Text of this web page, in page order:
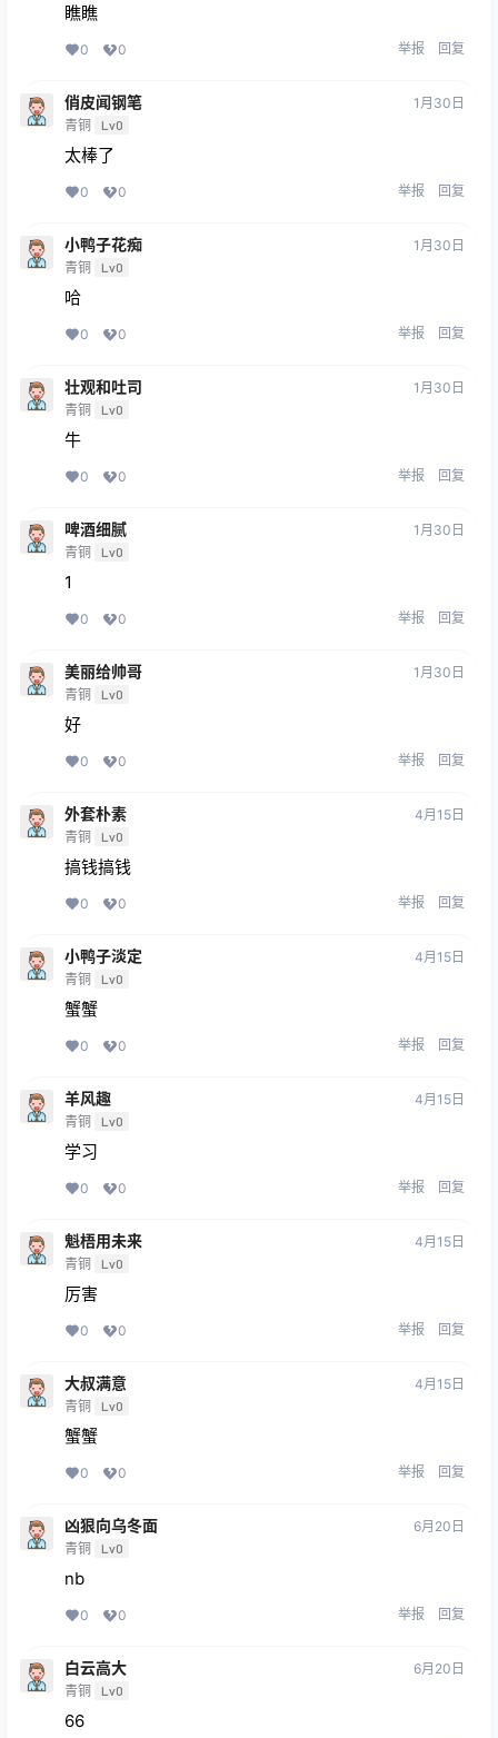
瞧瞧
0 0 举报 回复
俏皮闻钢笔
青铜 Lv0
1月30日
太棒了
0 0 举报 回复
小鸭子花痴
青铜 Lv0
1月30日
哈
0 0 举报 回复
壮观和吐司
青铜 Lv0
1月30日
牛
0 0 举报 回复
啤酒细腻
青铜 Lv0
1月30日
1
0 0 举报 回复
美丽给帅哥
青铜 Lv0
1月30日
好
0 0 举报 回复
外套朴素
青铜 Lv0
4月15日
搞钱搞钱
0 0 举报 回复
小鸭子淡定
青铜 Lv0
4月15日
蟹蟹
0 0 举报 回复
羊风趣
青铜 Lv0
4月15日
学习
0 0 举报 回复
魁梧用未来
青铜 Lv0
4月15日
厉害
0 0 举报 回复
大叔满意
青铜 Lv0
4月15日
蟹蟹
0 0 举报 回复
凶狠向乌冬面
青铜 Lv0
6月20日
nb
0 0 举报 回复
白云高大
青铜 Lv0
6月20日
66